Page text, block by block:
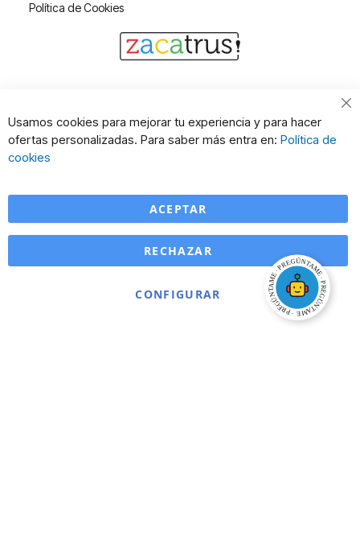
Política de Cookies
Usamos cookies para mejorar tu experiencia y para hacer
ofertas personalizadas. Para saber más entra en: Política de
cookies
ACEPTAR
CONFIGURAR
RECHAZAR